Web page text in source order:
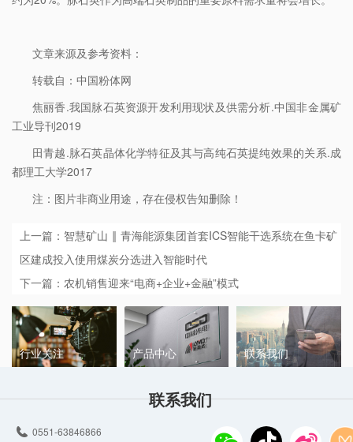
文章来源及参考资料：
转载自：中国粉体网
焦丽香.我国脉石英资源开发利用现状及供需分析.中国非金属矿
工业导刊2019
田青越.脉石英晶体化学特征及其与高纯石英提纯效果的关系.成
都理工大学2017
注：图片非商业用途，存在侵权告知删除！
上一篇：智慧矿山 ‖ 青海能源集团首套ICS智能干选系统在鱼卡矿
区建成投入使用煤炭分选进入智能时代
下一篇：农机销售迎来“电商+企业+金融”模式
行业关注 产品中心 联系我们
联系我们
0551-63846866